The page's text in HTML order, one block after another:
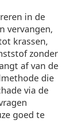
in de
vervangen,
krassen,
zonder
af van de
die
via de
goed te